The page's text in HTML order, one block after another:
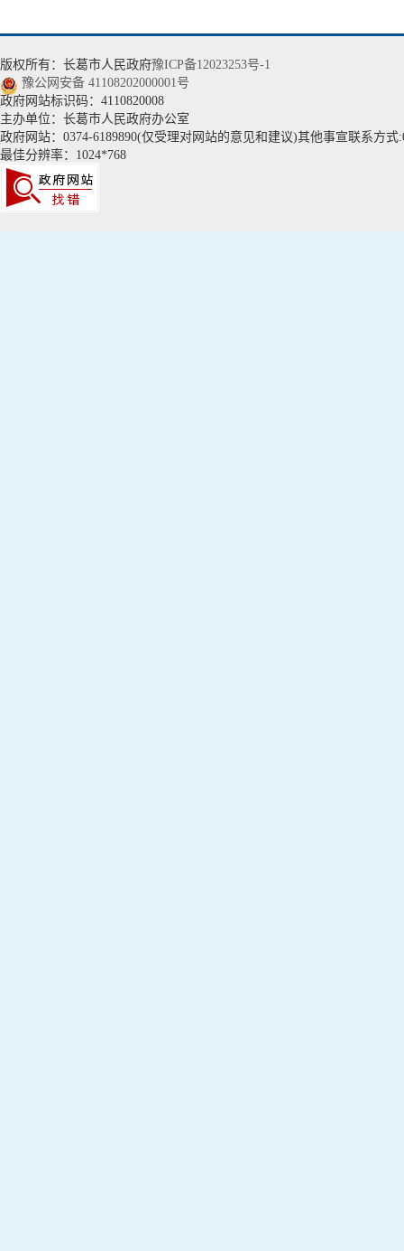
版权所有：长葛市人民政府豫ICP备12023253号-1
豫公网安备 41108202000001号
政府网站标识码：4110820008
主办单位：长葛市人民政府办公室
政府网站：0374-6189890(仅受理对网站的意见和建议)其他事宣联系方式
最佳分辨率：1024*768